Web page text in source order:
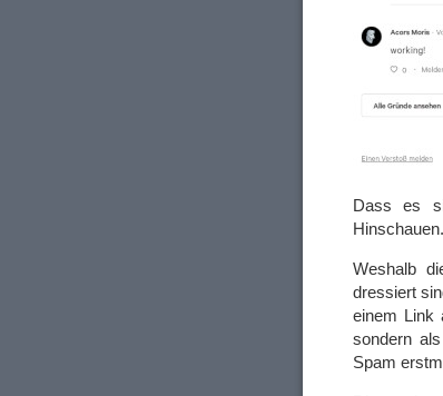
Dass es
Hinschauen.
Weshalb
dressiert
einem Link
sondern
Spam